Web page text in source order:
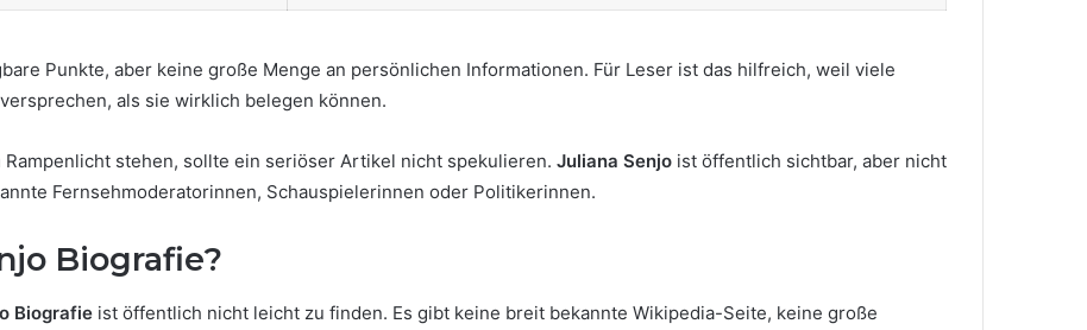
Punkte, aber keine große Menge an persönlichen Informationen. Für Leser ist das hilfreich, weil viele
als sie wirklich belegen können.
stehen, sollte ein seriöser Artikel nicht spekulieren. Juliana Senjo ist öffentlich sichtbar, aber nicht
Fernsehmoderatorinnen, Schauspielerinnen oder Politikerinnen.
Biografie?
Biografie ist öffentlich nicht leicht zu finden. Es gibt keine breit bekannte Wikipedia-Seite, keine große